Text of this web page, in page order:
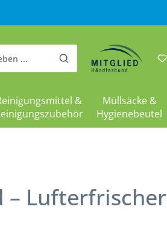
&
Müllsäcke &
Hygienebeutel
– Lufterfrischer